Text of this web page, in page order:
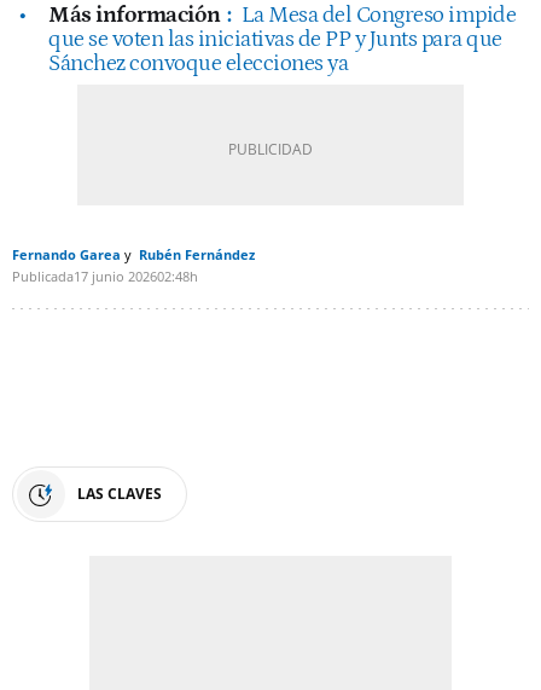
Más información : La Mesa del Congreso impide
que se voten las iniciativas de PP y Junts para que
Sánchez convoque elecciones ya
Fernando Garea
Rubén Fernández
Publicada17 junio 202602:48h
LAS CLAVES